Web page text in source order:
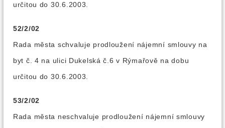
určitou do 30.6.2003.
52/2/02
Rada města schvaluje prodloužení nájemní smlouvy na
byt č. 4 na ulici Dukelská č.6 v Rýmařově na dobu
určitou do 30.6.2003.
53/2/02
Rada města neschvaluje prodloužení nájemní smlouvy